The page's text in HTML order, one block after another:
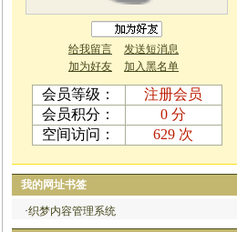
给我留言
发送短消息
加为好友
加入黑名单
会员等级：
注册会员
会员积分：
0 分
空间访问：
629 次
我的网址书签
·织梦内容管理系统